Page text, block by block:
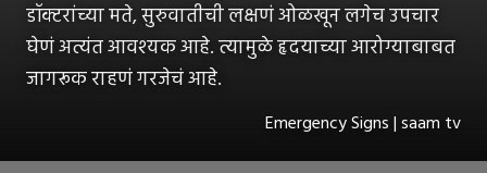
डॉक्टरांच्या मते, सुरुवातीची लक्षणं ओळखून लगेच उपचार
घेणं अत्यंत आवश्यक आहे. त्यामुळे हृदयाच्या आरोग्याबाबत
जागरूक राहणं गरजेचं आहे.
Emergency Signs | saam tv